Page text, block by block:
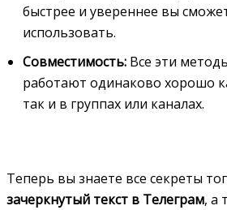
быстрее и увереннее вы
использовать.
Совместимость: Все эти
работают одинаково хорошо
так и в группах или каналах.
Теперь вы знаете все секреты
зачеркнутый текст в Телеграм, а